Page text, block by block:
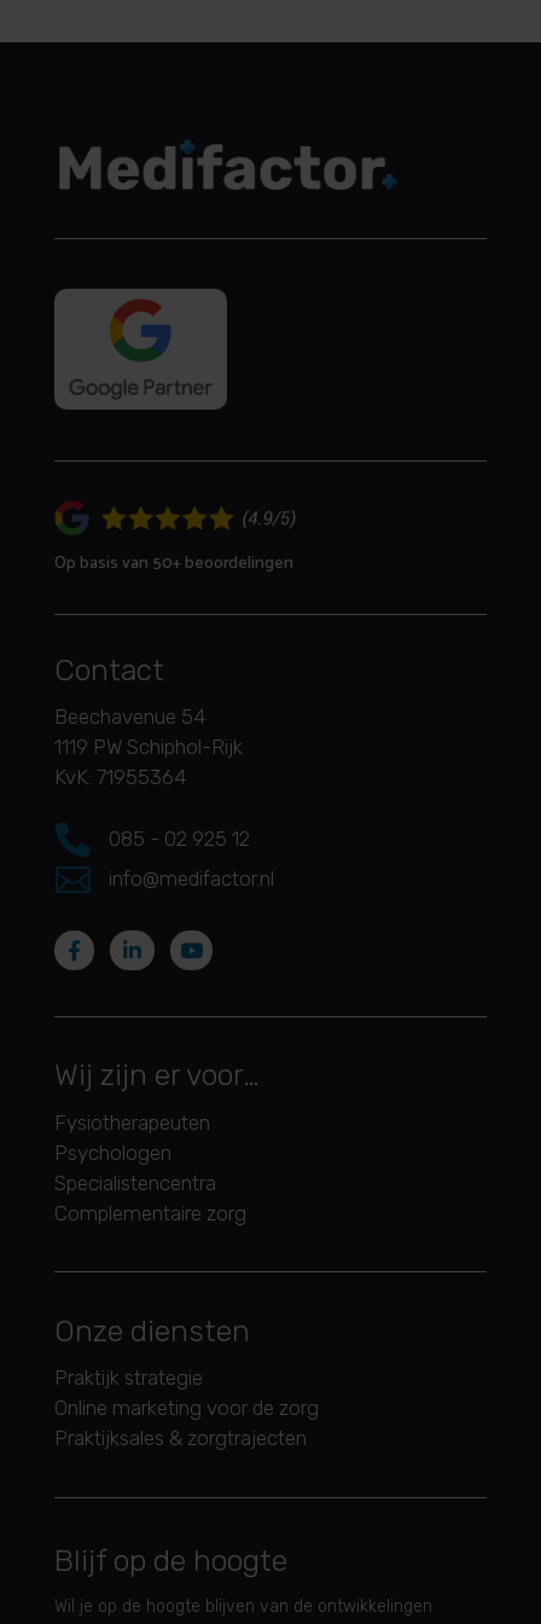
Op basis van 50+ beoordelingen
Contact
Beechavenue 54
1119 PW Schiphol-Rijk
KvK: 71955364
 085 - 02 925 12
 info@medifactor.nl
Wij zijn er voor…
Fysiotherapeuten
Psychologen
Specialistencentra
Complementaire zorg
Onze diensten
Praktijk strategie
Online marketing voor de zorg
Praktijksales & zorgtrajecten
Blijf op de hoogte
Wil je op de hoogte blijven van de ontwikkelingen